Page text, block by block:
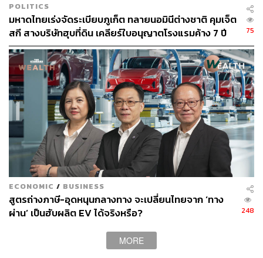
PGSA จะทำการออกใบอนุญาตให้กับเรือแต่ละลำ หากผ่าน
การยื่นเรื่องและชำระเงินเสร็จสิ้น โดยมีรายงานว่า ในปัจจุบัน
เรือบางลำจ่ายเงินมูลค่า 2 ล้านดอลลาร์สหรัฐฯ (ประมาณ 65
ล้านบาท) ซึ่งชำระในสกุลเงินหยวนเป็นที่เรียบร้อย
นอกจากนี้ Al Jazeera ยังรายงานว่า อิหร่านได้เปิดตัว
Hormuz Safe แพลตฟอร์มประกันภัยทางทะเลภายใต้การ
สนับสนุนของรัฐบาลอิหร่าน โดยคาดว่า บริษัทผู้เดินเรือหรือ
เรือแต่ละลำต้องชำระเงินผ่านระบบคริปโตเคอร์เรนซี เช่น
บิตคอยน์
รายงานยังระบุว่า ข้อเสนอนี้จะครอบคลุมประกันภัยทางทะเล
ที่การันตีว่า ใครทำข้อตกลงก็จะได้รับความคุ้มครองในการ
เดินเรือผ่านช่องแคบฮอร์มุซ ซึ่งมีหลักฐานประกอบอย่างเป็น
ทางการ คือใบเสร็จรับเงินที่มีลายเซ็นรัฐบาลอิหร่าน หรือ
POLITICS
มหาดไทยเร่งจัดระเบียบภูเก็ต ทลายนอมินีต่างชาติ คุมเจ็ต
สกี สางบริษัทฮุบที่ดิน เคลียร์ใบอนุญาตโรงแรมค้าง 7 ปี
75
ECONOMIC / BUSINESS
สูตรถ่างภาษี-อุดหนุนกลางทาง จะเปลี่ยนไทยจาก ‘ทาง
ผ่าน’ เป็นฮับผลิต EV ได้จริงหรือ?
248
MORE